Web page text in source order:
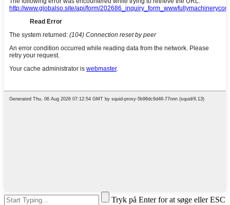
Tryk på Enter for at søge eller ESC